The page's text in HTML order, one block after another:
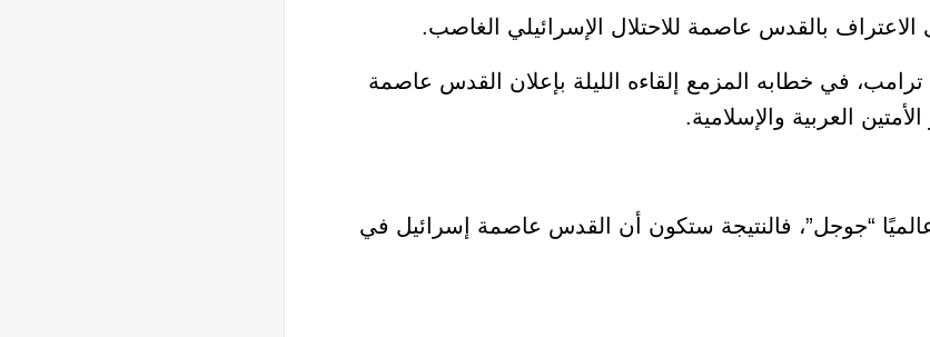
بالقدس عاصمة للاحتلال الإسرائيلي الغاصب.
في خطابه المزمع إلقاءه الليلة بإعلان القدس عاصمة
العربية والإسلامية.
“جوجل”، فالنتيجة ستكون أن القدس عاصمة إسرائيل في